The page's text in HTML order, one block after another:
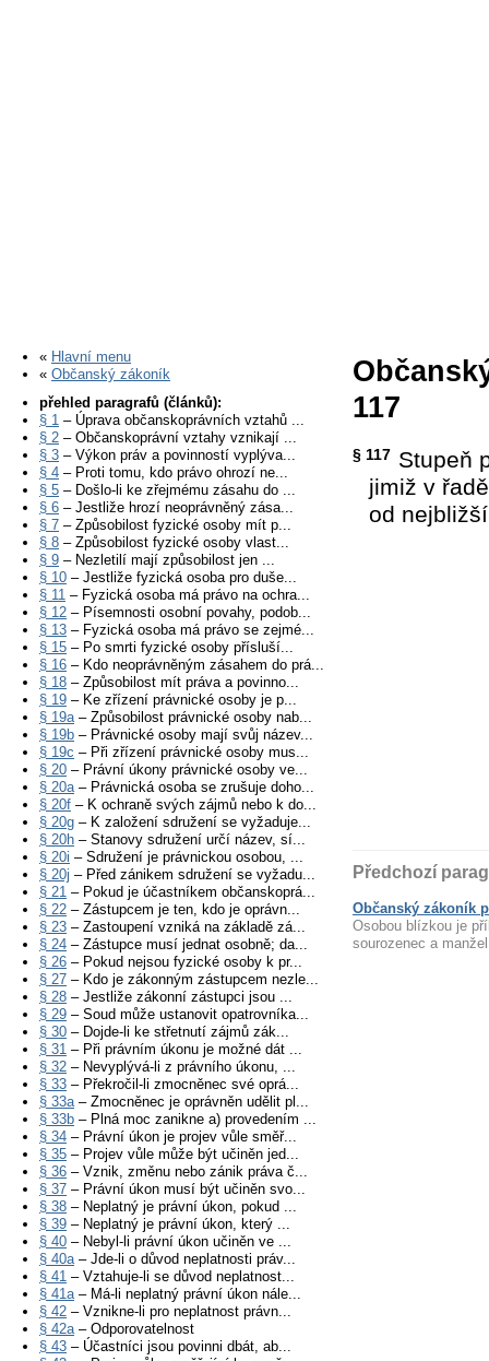
« Hlavní menu
« Občanský zákoník
přehled paragrafů (článků):
§ 1 – Úprava občanskoprávních vztahů ...
§ 2 – Občanskoprávní vztahy vznikají ...
§ 3 – Výkon práv a povinností vyplýva...
§ 4 – Proti tomu, kdo právo ohrozí ne...
§ 5 – Došlo-li ke zřejmému zásahu do ...
§ 6 – Jestliže hrozí neoprávněný zása...
§ 7 – Způsobilost fyzické osoby mít p...
§ 8 – Způsobilost fyzické osoby vlast...
§ 9 – Nezletilí mají způsobilost jen ...
§ 10 – Jestliže fyzická osoba pro duše...
§ 11 – Fyzická osoba má právo na ochra...
§ 12 – Písemnosti osobní povahy, podob...
§ 13 – Fyzická osoba má právo se zejmé...
§ 15 – Po smrti fyzické osoby přísluší...
§ 16 – Kdo neoprávněným zásahem do prá...
§ 18 – Způsobilost mít práva a povinno...
§ 19 – Ke zřízení právnické osoby je p...
§ 19a– Způsobilost právnické osoby nab...
§ 19b – Právnické osoby mají svůj název...
§ 19c – Při zřízení právnické osoby mus...
§ 20 – Právní úkony právnické osoby ve...
§ 20a– Právnická osoba se zrušuje doho...
§ 20f – K ochraně svých zájmů nebo k do...
§ 20g – K založení sdružení se vyžaduje...
§ 20h – Stanovy sdružení určí název, sí...
§ 20i – Sdružení je právnickou osobou, ...
§ 20j – Před zánikem sdružení se vyžadu...
§ 21 – Pokud je účastníkem občanskoprá...
§ 22 – Zástupcem je ten, kdo je oprávn...
§ 23 – Zastoupení vzniká na základě zá...
§ 24 – Zástupce musí jednat osobně; da...
§ 26 – Pokud nejsou fyzické osoby k pr...
§ 27 – Kdo je zákonným zástupcem nezle...
§ 28 – Jestliže zákonní zástupci jsou ...
§ 29 – Soud může ustanovit opatrovníka...
§ 30 – Dojde-li ke střetnutí zájmů zák...
§ 31 – Při právním úkonu je možné dát ...
§ 32 – Nevyplývá-li z právního úkonu, ...
§ 33 – Překročil-li zmocněnec své oprá...
§ 33a– Zmocněnec je oprávněn udělit pl...
§ 33b – Plná moc zanikne a) provedením ...
§ 34 – Právní úkon je projev vůle směř...
§ 35 – Projev vůle může být učiněn jed...
§ 36 – Vznik, změnu nebo zánik práva č...
§ 37 – Právní úkon musí být učiněn svo...
§ 38 – Neplatný je právní úkon, pokud ...
§ 39 – Neplatný je právní úkon, který ...
§ 40 – Nebyl-li právní úkon učiněn ve ...
§ 40a– Jde-li o důvod neplatnosti práv...
§ 41 – Vztahuje-li se důvod neplatnost...
§ 41a– Má-li neplatný právní úkon nále...
§ 42 – Vznikne-li pro neplatnost právn...
§ 42a– Odporovatelnost
§ 43 – Účastníci jsou povinni dbát, ab...
117
§ 117 Stupeň
jimiž v
od
Předchozí
Občanský zákoník
Osobou blízkou je
sourozenec a